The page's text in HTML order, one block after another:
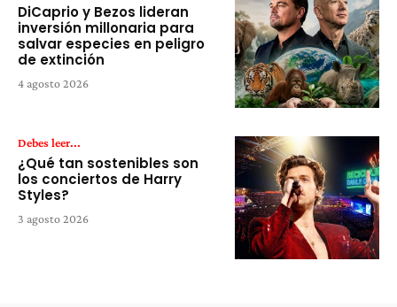
DiCaprio y Bezos lideran
inversión millonaria para
salvar especies en peligro
de extinción
4 agosto 2026
Debes leer...
¿Qué tan sostenibles son
los conciertos de Harry
Styles?
3 agosto 2026